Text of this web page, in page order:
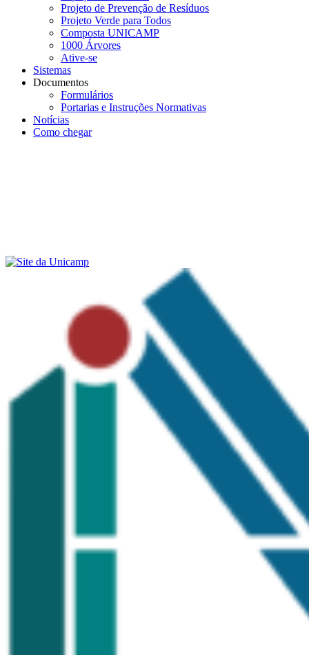
Projeto de Prevenção de Resíduos
Projeto Verde para Todos
Composta UNICAMP
1000 Árvores
Ative-se
Sistemas
Documentos
Formulários
Portarias e Instruções Normativas
Notícias
Como chegar